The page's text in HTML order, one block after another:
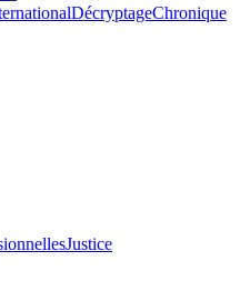
DécryptageChronique
Justice